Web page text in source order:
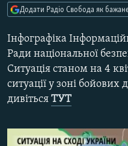
Перейти
до
пошуку
СУСПІЛЬСТВО
СПОРТ
УКРАЇНА
СВІТ
ДОНБАС.РЕАЛІЇ
ТИ ЯК?
СХЕМИ
КИТАЙ.ВИКЛИКИ
ФОТО
Інфографіка
Ради національної
Ситуація станом на 4
ситуації у зоні бойових
дивіться ТУТ
Додати Радіо Свобода як